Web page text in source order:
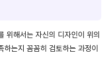
위해서는 자신의 디자인이 위의
는지 꼼꼼히 검토하는 과정이